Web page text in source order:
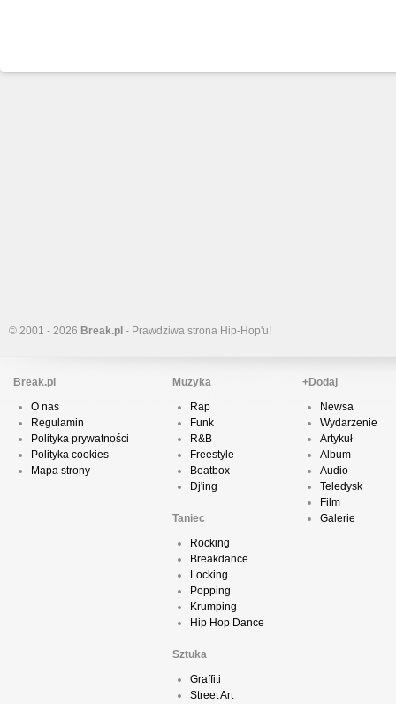
© 2001 - 2026 Break.pl - Prawdziwa strona Hip-Hop'u!
Break.pl
O nas
Regulamin
Polityka prywatności
Polityka cookies
Mapa strony
Muzyka
Rap
Funk
R&B
Freestyle
Beatbox
Dj'ing
Taniec
Rocking
Breakdance
Locking
Popping
Krumping
Hip Hop Dance
Sztuka
Graffiti
Street Art
+Dodaj
Newsa
Wydarzenie
Artykuł
Album
Audio
Teledysk
Film
Galerie